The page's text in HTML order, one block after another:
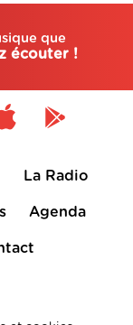
que
écouter !
La Radio
Agenda